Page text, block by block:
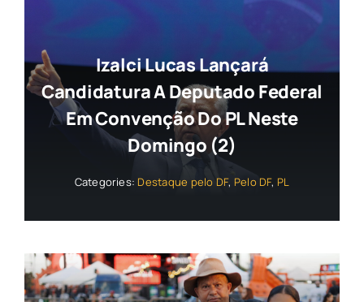
Izalci Lucas Lançará
Candidatura A Deputado Federal
Em Convenção Do PL Neste
Domingo (2)
Categories: Destaque pelo DF, Pelo DF, PL